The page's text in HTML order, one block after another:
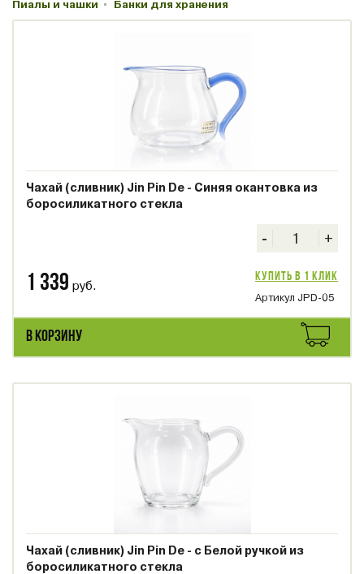
Пиалы и чашки
Банки для хранения
Чахай (сливник) Jin Pin De - Синяя окантовка из
боросиликатного стекла
- +
1 339 руб.
Купить в 1 клик
Артикул JPD-05
В КОРЗИНУ
Чахай (сливник) Jin Pin De - с Белой ручкой из
боросиликатного стекла